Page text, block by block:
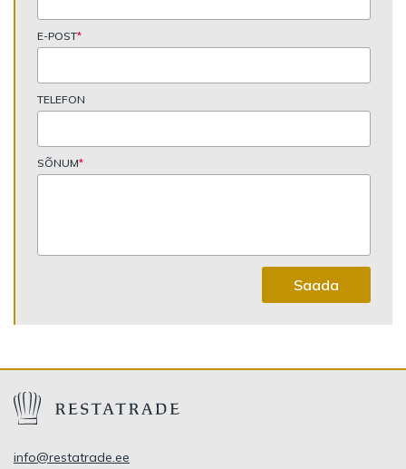
E-POST*
TELEFON
SÕNUM*
Saada
info@restatrade.ee